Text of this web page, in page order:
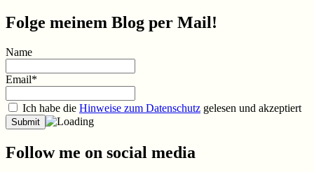
Folge meinem Blog per Mail!
Name
Email*
Ich habe die Hinweise zum Datenschutz gelesen und akzeptiert
Follow me on social media